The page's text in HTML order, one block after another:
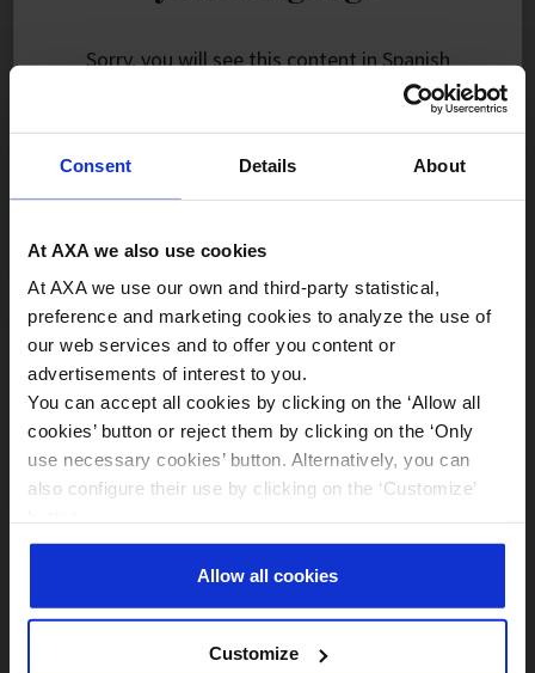
Consent Details About
At AXA we also use cookies
At AXA we use our own and third-party statistical,
preference and marketing cookies to analyze the use of
our web services and to offer you content or
advertisements of interest to you.
You can accept all cookies by clicking on the ‘Allow all
cookies’ button or reject them by clicking on the ‘Only
use necessary cookies’ button. Alternatively, you can
also configure their use by clicking on the ‘Customize’
More information in ourrCookie Policy.
Allow all cookies
Customize
Más de 4.000 servicios franquiciados de bienestar
Y si tienes un seguro de Accidentes
Sorry, you will see this content in Spanish
ACCEPT
DON'T SHOW THIS MESSAGE AGAIN